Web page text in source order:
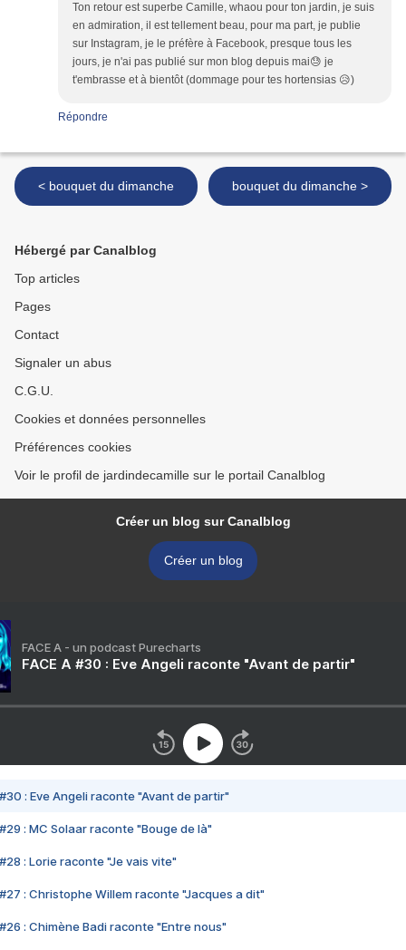
Ton retour est superbe Camille, whaou pour ton jardin, je suis
en admiration, il est tellement beau, pour ma part, je publie
sur Instagram, je le préfère à Facebook, presque tous les
jours, je n'ai pas publié sur mon blog depuis mai😓 je
t'embrasse et à bientôt (dommage pour tes hortensias 😥)
Répondre
< bouquet du dimanche bouquet du dimanche >
Hébergé par Canalblog
Top articles
Pages
Contact
Signaler un abus
C.G.U.
Cookies et données personnelles
Préférences cookies
Voir le profil de jardindecamille sur le portail Canalblog
Créer un blog sur Canalblog
Créer un blog
FACE A - un podcast Purecharts
FACE A #30 : Eve Angeli raconte "Avant de partir"
#30 : Eve Angeli raconte "Avant de partir"
#29 : MC Solaar raconte "Bouge de là"
#28 : Lorie raconte "Je vais vite"
#27 : Christophe Willem raconte "Jacques a dit"
#26 : Chimène Badi raconte "Entre nous"